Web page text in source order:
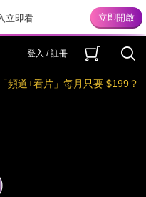
立即看
登入 / 註冊
「頻道+看片」每月只要 $199？